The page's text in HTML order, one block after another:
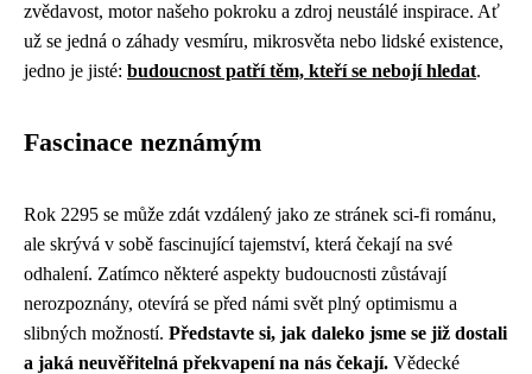
zvědavost, motor našeho pokroku a zdroj neustálé inspirace. Ať
už se jedná o záhady vesmíru, mikrosvěta nebo lidské existence,
jedno je jisté: budoucnost patří těm, kteří se nebojí hledat.
Fascinace neznámým
Rok 2295 se může zdát vzdálený jako ze stránek sci-fi románu,
ale skrývá v sobě fascinující tajemství, která čekají na své
odhalení. Zatímco některé aspekty budoucnosti zůstávají
nerozpoznány, otevírá se před námi svět plný optimismu a
slibných možností. Představte si, jak daleko jsme se již dostali
a jaká neuvěřitelná překvapení na nás čekají. Vědecké